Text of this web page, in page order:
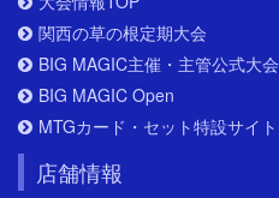
関西の草の根定期大会
BIG MAGIC主催・主管公式大会
BIG MAGIC Open
MTGカード・セット特設サイト
店舗情報